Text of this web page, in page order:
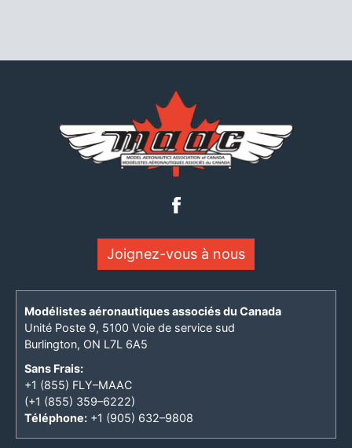
Joignez-vous à nous
Modélistes aéronautiques associés du Canada
Unité Poste 9, 5100 Voie de service sud
Burlington, ON L7L 6A5
Sans Frais:
+1 (855) FLY–MAAC
(+1 (855) 359–6222)
Téléphone: +1 (905) 632–9808